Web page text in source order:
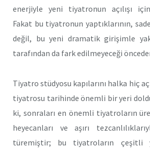
enerjiyle yeni tiyatronun açılışı için
Fakat bu tiyatronun yaptıklarının,
değil, bu yeni dramatik girişimle
tarafından da fark edilmeyeceği
Tiyatro stüdyosu kapılarını halka hiç
tiyat­rosu tarihinde önemli bir yeri
ki, sonraları en önemli tiyatroların
heyecanları ve aşırı
türemiştir; bu tiyatroların çeşitli